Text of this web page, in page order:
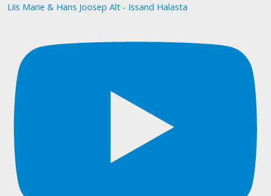
Liis Marie & Hans Joosep Alt - Issand Halasta